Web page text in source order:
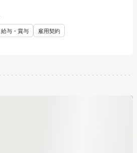
給与・賞与 雇用契約